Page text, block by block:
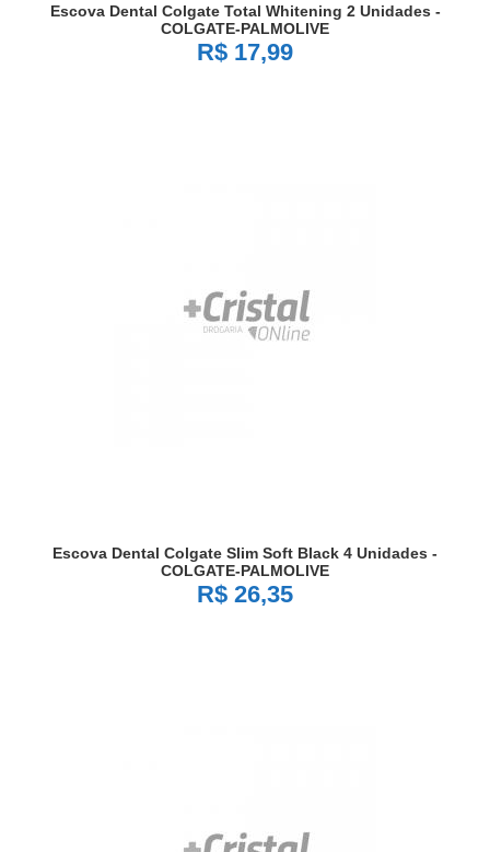
Escova Dental Colgate Total Whitening 2 Unidades -
COLGATE-PALMOLIVE
R$ 17,99
Escova Dental Colgate Slim Soft Black 4 Unidades -
COLGATE-PALMOLIVE
R$ 26,35